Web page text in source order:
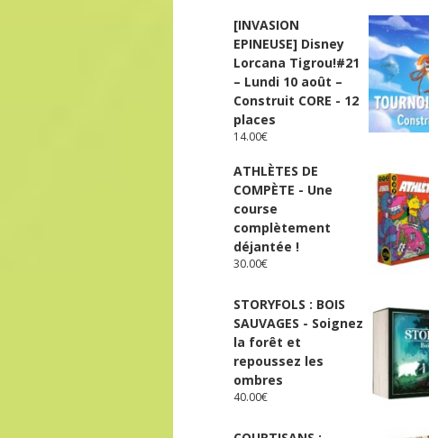
[INVASION
EPINEUSE] Disney
Lorcana Tigrou!#21
– Lundi 10 août –
Construit CORE - 12
places
14.00€
ATHLÈTES DE
COMPÈTE - Une
course
complètement
déjantée !
30.00€
STORYFOLS : BOIS
SAUVAGES - Soignez
la forêt et
repoussez les
ombres
40.00€